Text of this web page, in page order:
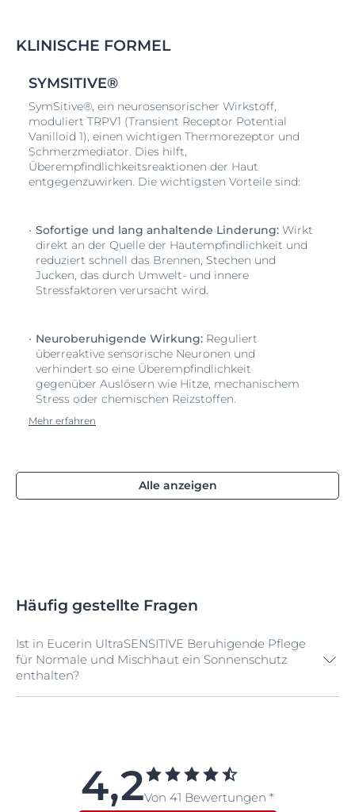
KLINISCHE FORMEL
SYMSITIVE®
SymSitive®, ein neurosensorischer Wirkstoff,
moduliert TRPV1 (Transient Receptor Potential
Vanilloid 1), einen wichtigen Thermorezeptor und
Schmerzmediator. Dies hilft,
Überempfindlichkeitsreaktionen der Haut
entgegenzuwirken. Die wichtigsten Vorteile sind:
Sofortige und lang anhaltende Linderung: Wirkt
direkt an der Quelle der Hautempfindlichkeit und
reduziert schnell das Brennen, Stechen und
Jucken, das durch Umwelt- und innere
Stressfaktoren verursacht wird.
Neuroberuhigende Wirkung: Reguliert
überreaktive sensorische Neuronen und
verhindert so eine Überempfindlichkeit
gegenüber Auslösern wie Hitze, mechanischem
Stress oder chemischen Reizstoffen.
Mehr erfahren
Alle anzeigen
Häufig gestellte Fragen
Ist in Eucerin UltraSENSITIVE Beruhigende Pflege
für Normale und Mischhaut ein Sonnenschutz
enthalten?
Tagespflege LSF 25. Alternativ können Sie alle
Produkte derPflegeserie Eucerin SUN
für empfindliche Haut getestet wurden.
4,2Von 41 Bewertungen *